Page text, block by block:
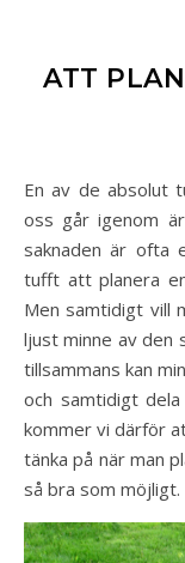
ATT
En av de absolut tuffaste delarna av livet som många av
oss går igenom
saknaden är ofta
tufft att planera
Men samtidigt vill
ljust minne av den
tillsammans kan
och samtidigt
kommer vi därför
tänka på när man
så bra som möjligt.